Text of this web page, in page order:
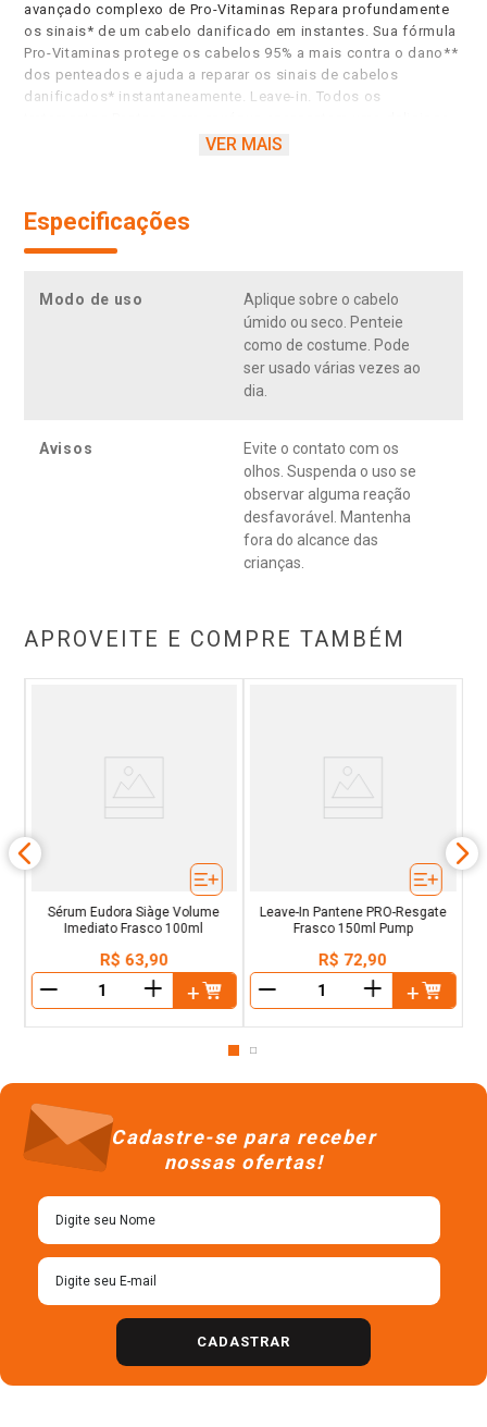
avançado complexo de Pro-Vitaminas Repara profundamente
os sinais* de um cabelo danificado em instantes. Sua fórmula
Pro-Vitaminas protege os cabelos 95% a mais contra o dano**
dos penteados e ajuda a reparar os sinais de cabelos
danificados* instantaneamente. Leave-in. Todos os
fragrância que torna a rotina de cuidado do cabelo ainda mais
´Sem adição de NaCl. * Dano ao brilho e suavidade. ** Dano
mecânico vs. shampoo sem ingredientes condicionantes.
Reparação do dano extremo instantaneamente*. Leave-in. *
Dano ao brilho e suavidade. ´Sem adição de NaCl.
VER MAIS
Especificações
Modo de uso
Aplique sobre o cabelo
úmido ou seco. Penteie
como de costume. Pode
ser usado várias vezes ao
dia.
Avisos
Evite o contato com os
olhos. Suspenda o uso se
observar alguma reação
desfavorável. Mantenha
fora do alcance das
crianças.
APROVEITE E COMPRE TAMBÉM
Sérum Eudora Siàge Volume
Imediato Frasco 100ml
R$ 63,90
＋
Leave-In Pantene PRO-Resgate
Frasco 150ml Pump
R$ 72,90
＋
Cadastre-se para receber
nossas ofertas!
CADASTRAR